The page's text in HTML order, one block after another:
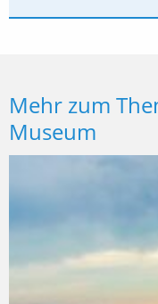
Mehr zum
Museum